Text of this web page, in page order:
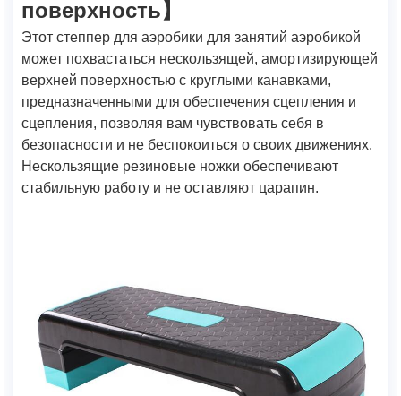
поверхность】
Этот степпер для аэробики для занятий аэробикой
может похвастаться нескользящей, амортизирующей
верхней поверхностью с круглыми канавками,
предназначенными для обеспечения сцепления и
сцепления, позволяя вам чувствовать себя в
безопасности и не беспокоиться о своих движениях.
Нескользящие резиновые ножки обеспечивают
стабильную работу и не оставляют царапин.